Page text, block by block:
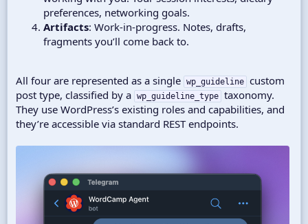
preferences, networking goals.
Artifacts: Work-in-progress. Notes, drafts,
fragments you’ll come back to.
All four are represented as a single wp_guideline custom
post type, classified by a wp_guideline_type taxonomy.
They use WordPress’s existing roles and capabilities, and
they’re accessible via standard REST endpoints.